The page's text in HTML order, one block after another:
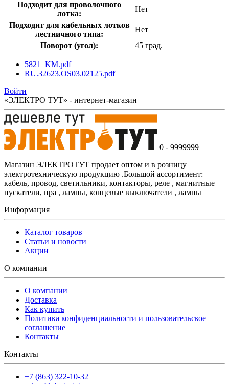
Подходит для проволочного
лотка:
Нет
Подходит для кабельных лотков
лестничного типа:
Нет
Поворот (угол):
45 град.
5821_KM.pdf
RU.32623.OS03.02125.pdf
Войти
«ЭЛЕКТРО ТУТ» - интернет-магазин
0 - 9999999
Магазин ЭЛЕКТРОТУТ продает оптом и в розницу
электротехническую продукцию .Большой ассортимент:
кабель, провод, светильники, контакторы, реле , магнитные
пускатели, пра , лампы, концевые выключатели , лампы
Информация
Каталог товаров
Статьи и новости
Акции
О компании
О компании
Доставка
Как купить
Политика конфиденциальности и пользовательское
соглашение
Контакты
Контакты
+7 (863) 322-10-32